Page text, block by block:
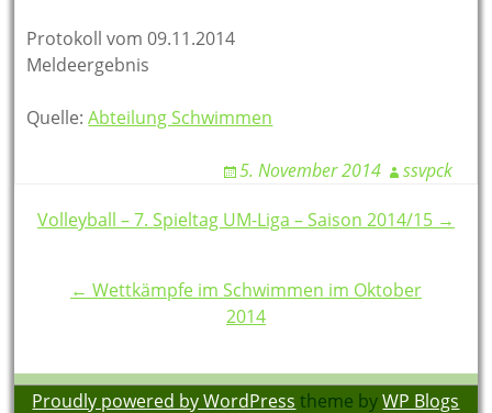
Protokoll vom 09.11.2014
Meldeergebnis
Quelle:Abteilung Schwimmen
5. November 2014 ssvpck
Post
Volleyball – 7. Spieltag UM-Liga – Saison 2014/15 →
← Wettkämpfe im Schwimmen im Oktober
2014
Proudly powered by WordPress theme byWP Blogs